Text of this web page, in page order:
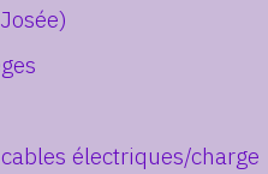
électriques/charge